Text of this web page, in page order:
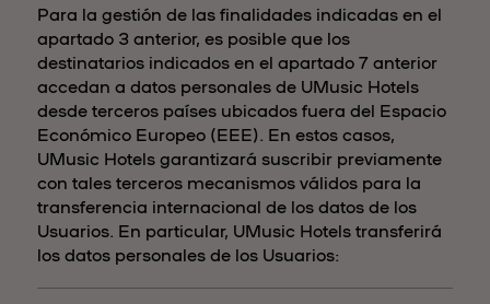
Para la gestión de las finalidades indicadas en el
apartado 3 anterior, es posible que los
destinatarios indicados en el apartado 7 anterior
accedan a datos personales de UMusic Hotels
desde terceros países ubicados fuera del Espacio
Económico Europeo (EEE). En estos casos,
UMusic Hotels garantizará suscribir previamente
con tales terceros mecanismos válidos para la
transferencia internacional de los datos de los
Usuarios. En particular, UMusic Hotels transferirá
los datos personales de los Usuarios: